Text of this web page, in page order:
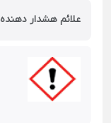
علائم هشدار دهنده